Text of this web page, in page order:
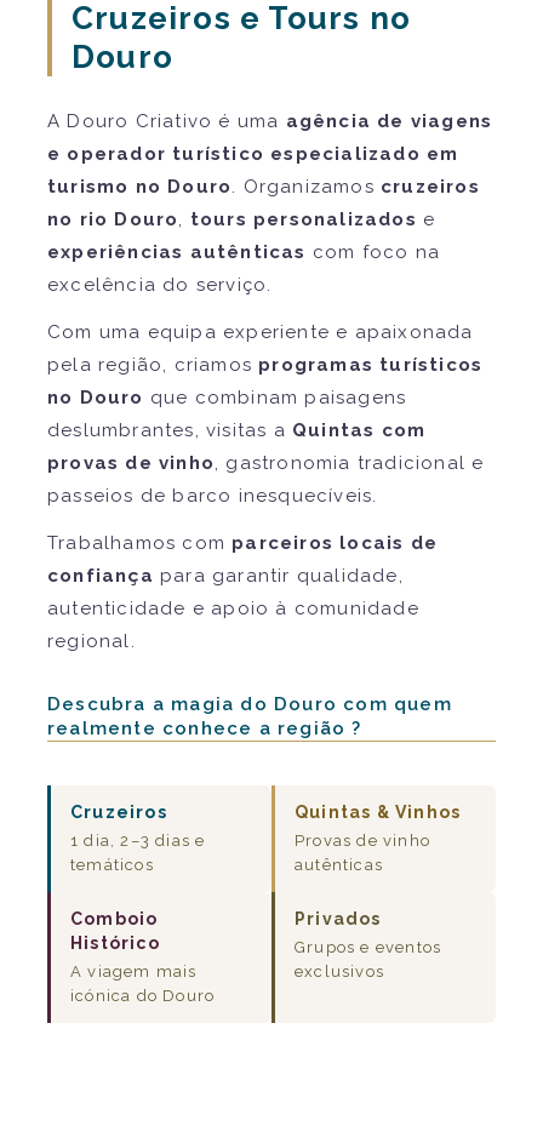
Cruzeiros e Tours no
Douro
A Douro Criativo é uma agência de viagens
e operador turístico especializado em
turismo no Douro. Organizamos cruzeiros
no rio Douro, tours personalizados e
experiências autênticas com foco na
excelência do serviço.
Com uma equipa experiente e apaixonada
pela região, criamos programas turísticos
no Douro que combinam paisagens
deslumbrantes, visitas a Quintas com
provas de vinho, gastronomia tradicional e
passeios de barco inesquecíveis.
Trabalhamos com parceiros locais de
confiança para garantir qualidade,
autenticidade e apoio à comunidade
regional.
Descubra a magia do Douro com quem
realmente conhece a região ?
Cruzeiros
1 dia, 2–3 dias e
temáticos
Quintas & Vinhos
Provas de vinho
autênticas
Comboio
Histórico
A viagem mais
icónica do Douro
Privados
Grupos e eventos
exclusivos